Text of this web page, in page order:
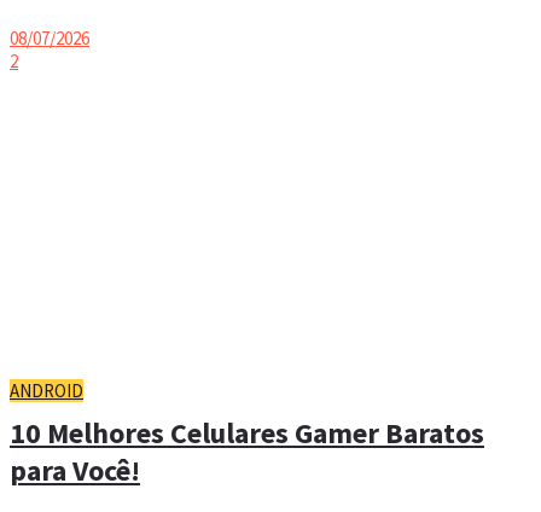
08/07/2026
2
ANDROID
10 Melhores Celulares Gamer Baratos
para Você!